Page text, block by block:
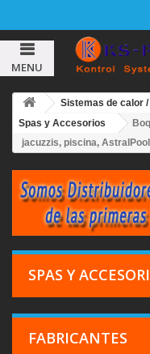
MENU
Sistemas de calor
Spas y Accesorios
jacuzzis, piscina, AstralPool
SPAS Y
FABRICANTES